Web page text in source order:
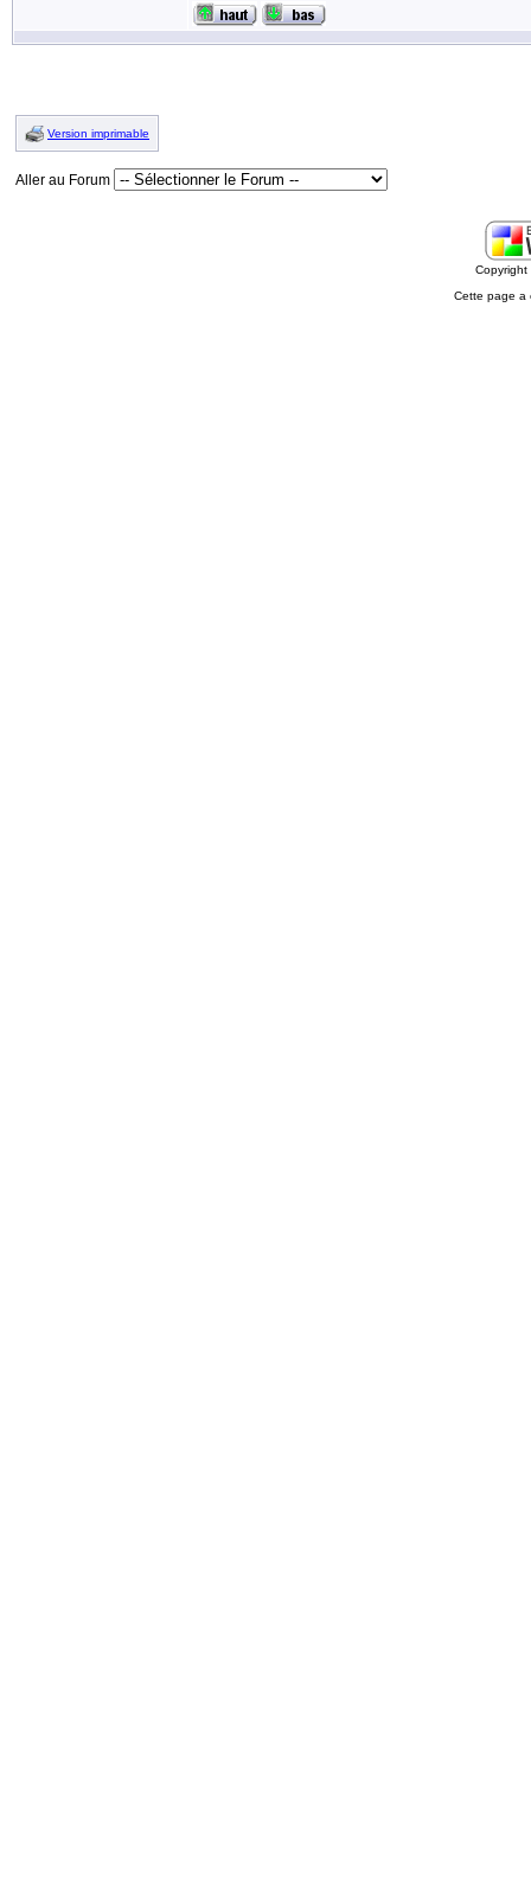
Version imprimable
Aller au Forum
Cette page a